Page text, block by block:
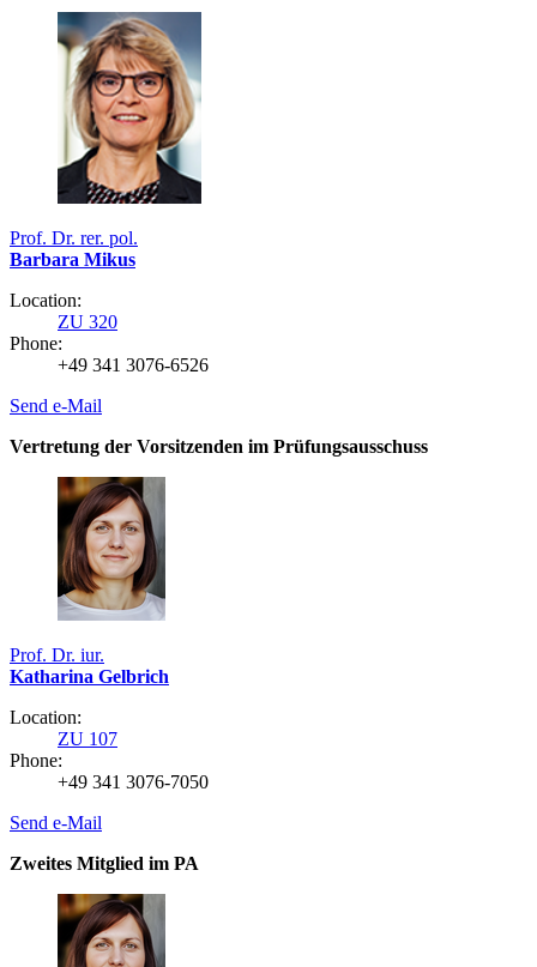
Prof. Dr. rer. pol.
Barbara Mikus
Location:
ZU 320
Phone:
+49 341 3076-6526
Send e-Mail
Vertretung der Vorsitzenden im Prüfungsausschuss
Prof. Dr. iur.
Katharina Gelbrich
Location:
ZU 107
Phone:
+49 341 3076-7050
Send e-Mail
Zweites Mitglied im PA